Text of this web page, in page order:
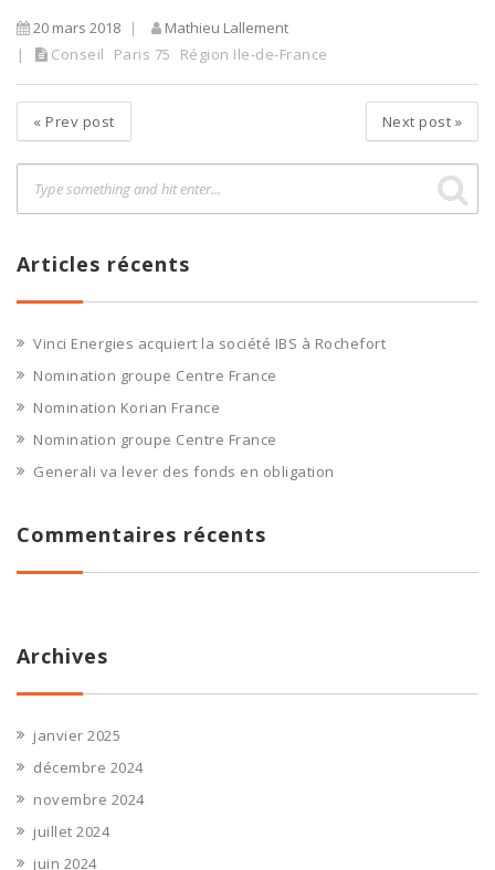
20 mars 2018
Mathieu Lallement
Conseil
Paris 75 Région Ile-de-France
« Prev post Next post »
Articles récents
Vinci Energies acquiert la société IBS à Rochefort
Nomination groupe Centre France
Nomination Korian France
Nomination groupe Centre France
Generali va lever des fonds en obligation
Commentaires récents
Archives
janvier 2025
décembre 2024
novembre 2024
juillet 2024
juin 2024